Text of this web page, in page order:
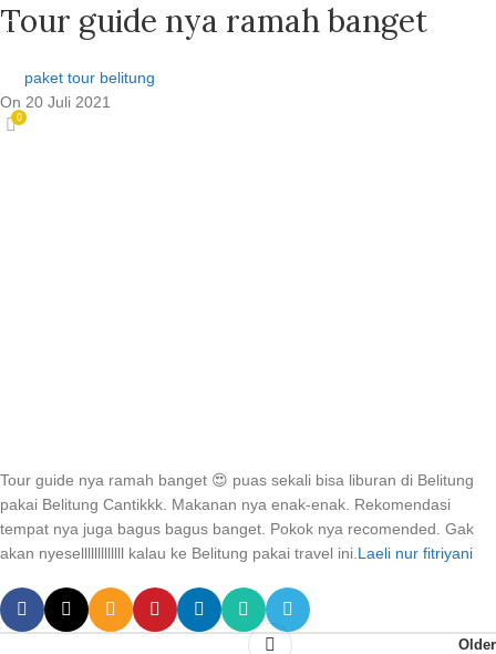
Tour guide nya ramah banget
paket tour belitung
On 20 Juli 2021
0
Tour guide nya ramah banget 😍 puas sekali bisa liburan di Belitung
pakai Belitung Cantikkk. Makanan nya enak-enak. Rekomendasi
tempat nya juga bagus bagus banget. Pokok nya recomended. Gak
akan nyeselllllllllllll kalau ke Belitung pakai travel ini. Laeli nur fitriyani
Older